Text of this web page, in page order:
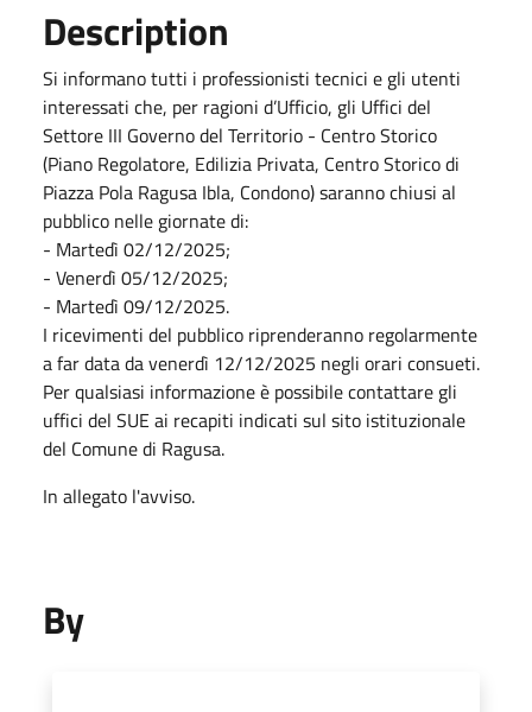
Description
Si informano tutti i professionisti tecnici e gli utenti
interessati che, per ragioni d’Ufficio, gli Uffici del
Settore III Governo del Territorio - Centro Storico
(Piano Regolatore, Edilizia Privata, Centro Storico di
Piazza Pola Ragusa Ibla, Condono) saranno chiusi al
pubblico nelle giornate di:
- Martedì 02/12/2025;
- Venerdì 05/12/2025;
- Martedì 09/12/2025.
I ricevimenti del pubblico riprenderanno regolarmente
a far data da venerdì 12/12/2025 negli orari consueti.
Per qualsiasi informazione è possibile contattare gli
uffici del SUE ai recapiti indicati sul sito istituzionale
del Comune di Ragusa.
In allegato l'avviso.
By